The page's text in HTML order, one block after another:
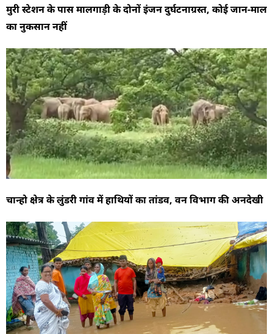
मुरी स्टेशन के पास मालगाड़ी के दोनों इंजन दुर्घटनाग्रस्त, कोई जान-माल
का नुकसान नहीं
चान्हो क्षेत्र के लुंडरी गांव में हाथियों का तांडव, वन विभाग की अनदेखी